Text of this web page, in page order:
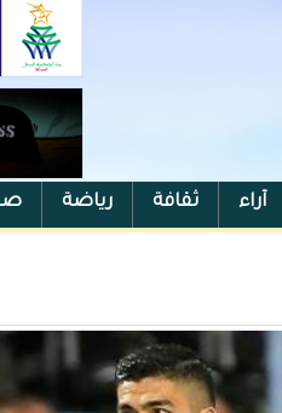
آراء ثقافة رياضة